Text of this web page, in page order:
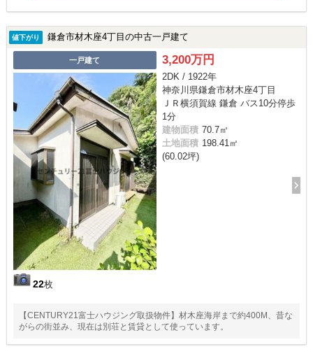
値下がり 鎌倉市材木座4丁目の中古一戸建て
一戸建て
22枚
3,200万円
2DK / 1922年
神奈川県鎌倉市材木座4丁目
ＪＲ横須賀線 鎌倉 バス10分停歩
1分
建物面積 70.7㎡
土地面積 198.41㎡
(60.02坪)
【CENTURY21富士ハウジング取扱物件】材木座海岸まで約400M、昔な
がらの街並み、現在は別荘と賃貸として使っています。